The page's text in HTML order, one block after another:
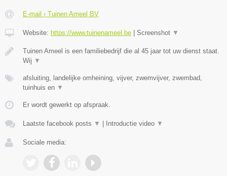
E-mail › Tuinen Ameel BV
Website: https://www.tuinenameel.be Screenshot ▼
Tuinen Ameel is een familiebedrijf die al 45 jaar tot uw dienst staat.
Wij ▼
afsluiting, landelijke omheining, vijver, zwemvijver, zwembad,
tuinhuis en ▼
Er wordt gewerkt op afspraak.
Laatste facebook posts ▼ Introductie video ▼
Sociale media: